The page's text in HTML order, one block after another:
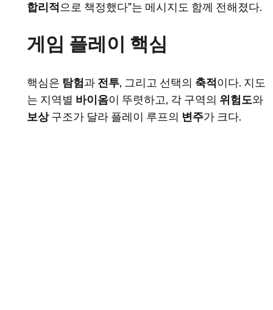
합리적 으로 책정했다”는 메시지도 함께 전해졌다.
게임 플레이 핵심
핵심은 탐험과 전투, 그리고 선택의 축적 이다. 지도
는 지역별 바이옴이 뚜렷하고, 각 구역의 위험도와
보상구조가 달라 플레이 루프의 변주가 크다.